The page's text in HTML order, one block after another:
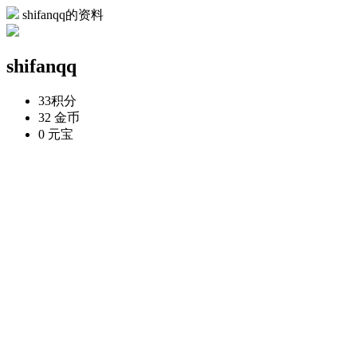
shifanqq的资料
shifanqq
33积分
32 金币
0 元宝